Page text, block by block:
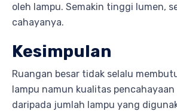
oleh lampu. Semakin tinggi lumen,
cahayanya.
Kesimpulan
Ruangan besar tidak selalu
lampu namun kualitas
daripada jumlah lampu yang